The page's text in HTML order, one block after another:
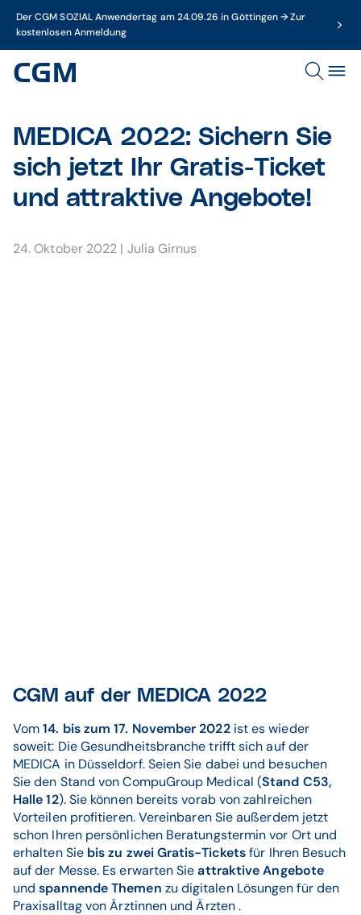
Der CGM SOZIAL Anwendertag am 24.09.26 in Göttingen → Zur
kostenlosen Anmeldung
MEDICA 2022: Sichern Sie
sich jetzt Ihr Gratis-Ticket
und attraktive Angebote!
24. Oktober 2022 | Julia Girnus
CGM auf der MEDICA 2022
Vom14. bis zum 17. November 2022 ist es wieder
soweit: Die Gesundheitsbranche trifft sich auf der
MEDICA in Düsseldorf. Seien Sie dabei und besuchen
Sie den Stand von CompuGroup Medical (Stand C53,
Halle 12). Sie können bereits vorab von zahlreichen
Vorteilen profitieren. Vereinbaren Sie außerdem jetzt
schon Ihren persönlichen Beratungstermin vor Ort und
erhalten Sie bis zu zwei Gratis-Ticketsfür Ihren Besuch
auf der Messe. Es erwarten Sieattraktive Angebote
undspannende Themen zu digitalen Lösungen für den
Praxisalltag von Ärztinnen und Ärzten .